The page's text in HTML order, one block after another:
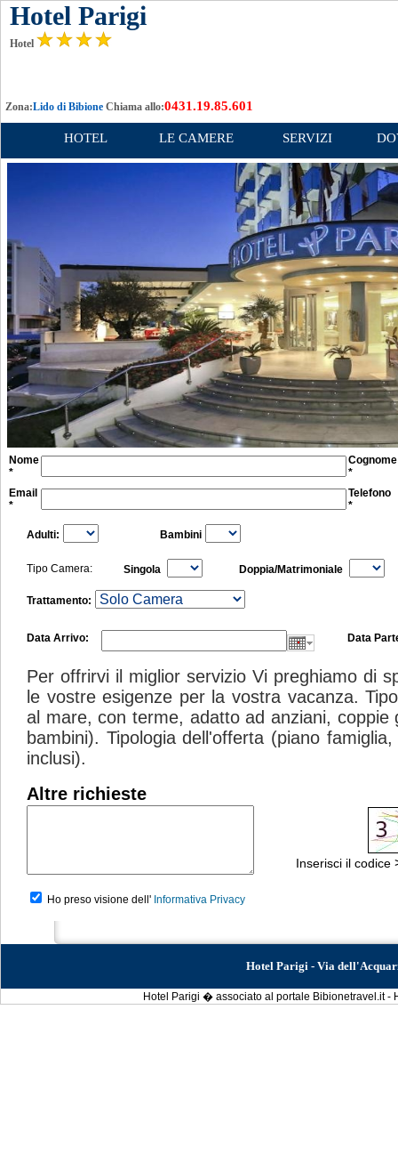
Hotel Parigi
Hotel
Zona:Lido di Bibione Chiama allo:0431.19.85.601
HOTEL LE CAMERE SERVIZI
Nome
*
Cognome
*
Email
*
Telefono
*
Adulti: Bambini
Tipo Camera: Singola Doppia/Matrimoniale
Trattamento:
Data Arrivo: Data
Per offrirvi il miglior servizio Vi preghiamo di
le vostre esigenze per la vostra vacanza.
al mare, con terme, adatto ad anziani, coppie
bambini). Tipologia dell'offerta (piano
inclusi).
Altre richieste
Inserisci il codice
Ho preso visione dell' Informativa Privacy
Hotel Parigi - Via
Hotel Parigi � associato al portale Bibionetravel.it -